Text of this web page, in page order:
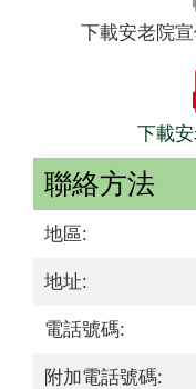
下載安老院宣
下載
聯絡方法
地區:
地址:
電話號碼:
附加電話號碼: